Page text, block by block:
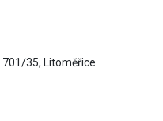
701/35, Litoměřice